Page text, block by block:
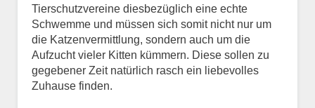
Tierschutzvereine diesbezüglich eine echte
Schwemme und müssen sich somit nicht nur um
die Katzenvermittlung, sondern auch um die
Aufzucht vieler Kitten kümmern. Diese sollen zu
gegebener Zeit natürlich rasch ein liebevolles
Zuhause finden.